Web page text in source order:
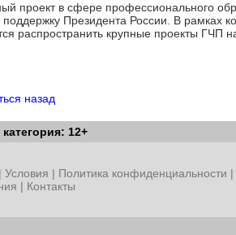
проект в сфере профессионального
Президента России. В рамках
распространить крупные проекты ГЧП
назад
12+
| Условия | Политика конфиденциальности |
| Контакты